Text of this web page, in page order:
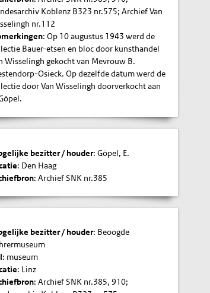
Koblenz B323 nr.575; Archief Van
nr.112
: Op 10 augustus 1943 werd de
Bauer-etsen en bloc door kunsthandel
Wisselingh gekocht van Mevrouw B.
Osieck. Op dezelfde datum werd de
door Van Wisselingh doorverkocht aan
bezitter / houder: Göpel, E.
: Den Haag
: Archief SNK nr.385
bezitter / houder: Beoogde
: museum
: Linz
: Archief SNK nr.385, 910;